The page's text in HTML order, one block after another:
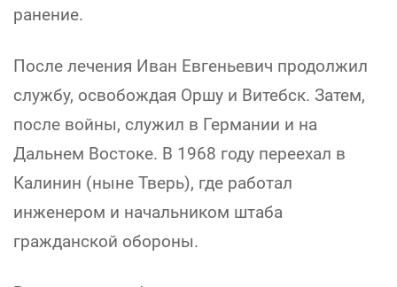
ранение.
После лечения Иван Евгеньевич продолжил
службу, освобождая Оршу и Витебск. Затем,
после войны, служил в Германии и на
Дальнем Востоке. В 1968 году переехал в
Калинин (ныне Тверь), где работал
инженером и начальником штаба
гражданской обороны.